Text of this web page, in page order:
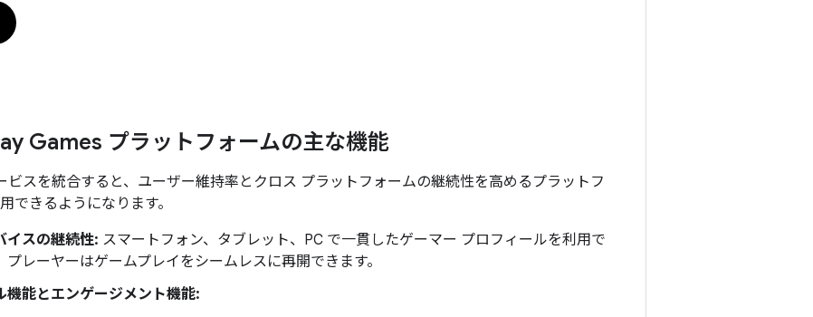
Games プラットフォームの主な機能
ビスを統合すると、ユーザー維持率とクロス プラットフォームの継続性を高めるプラットフ
できるようになります。
イスの継続性: スマートフォン、タブレット、PC で一貫したゲーマー プロフィールを利用で
プレーヤーはゲームプレイをシームレスに再開できます。
機能とエンゲージメント機能: